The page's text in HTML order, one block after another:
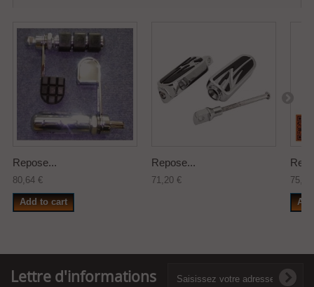
Repose...
80,64 €
Add to cart
Repose...
71,20 €
Lettre d'informations